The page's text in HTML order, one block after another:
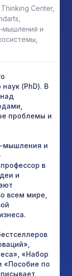
Center,
мышления и
(PhD). В
проблемы и
мышления и
в
и
всем мире,
«Набор
«Пособие по